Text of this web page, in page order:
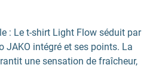
: Le t-shirt Light Flow séduit par
JAKO intégré et ses points. La
une sensation de fraîcheur,